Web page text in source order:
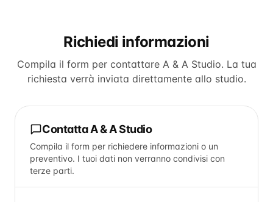
Richiedi informazioni
Compila il form per contattare A & A Studio. La tua
richiesta verrà inviata direttamente allo studio.
ContattaA & A Studio
Compila il form per richiedere informazioni o un
preventivo. I tuoi dati non verranno condivisi con
terze parti.